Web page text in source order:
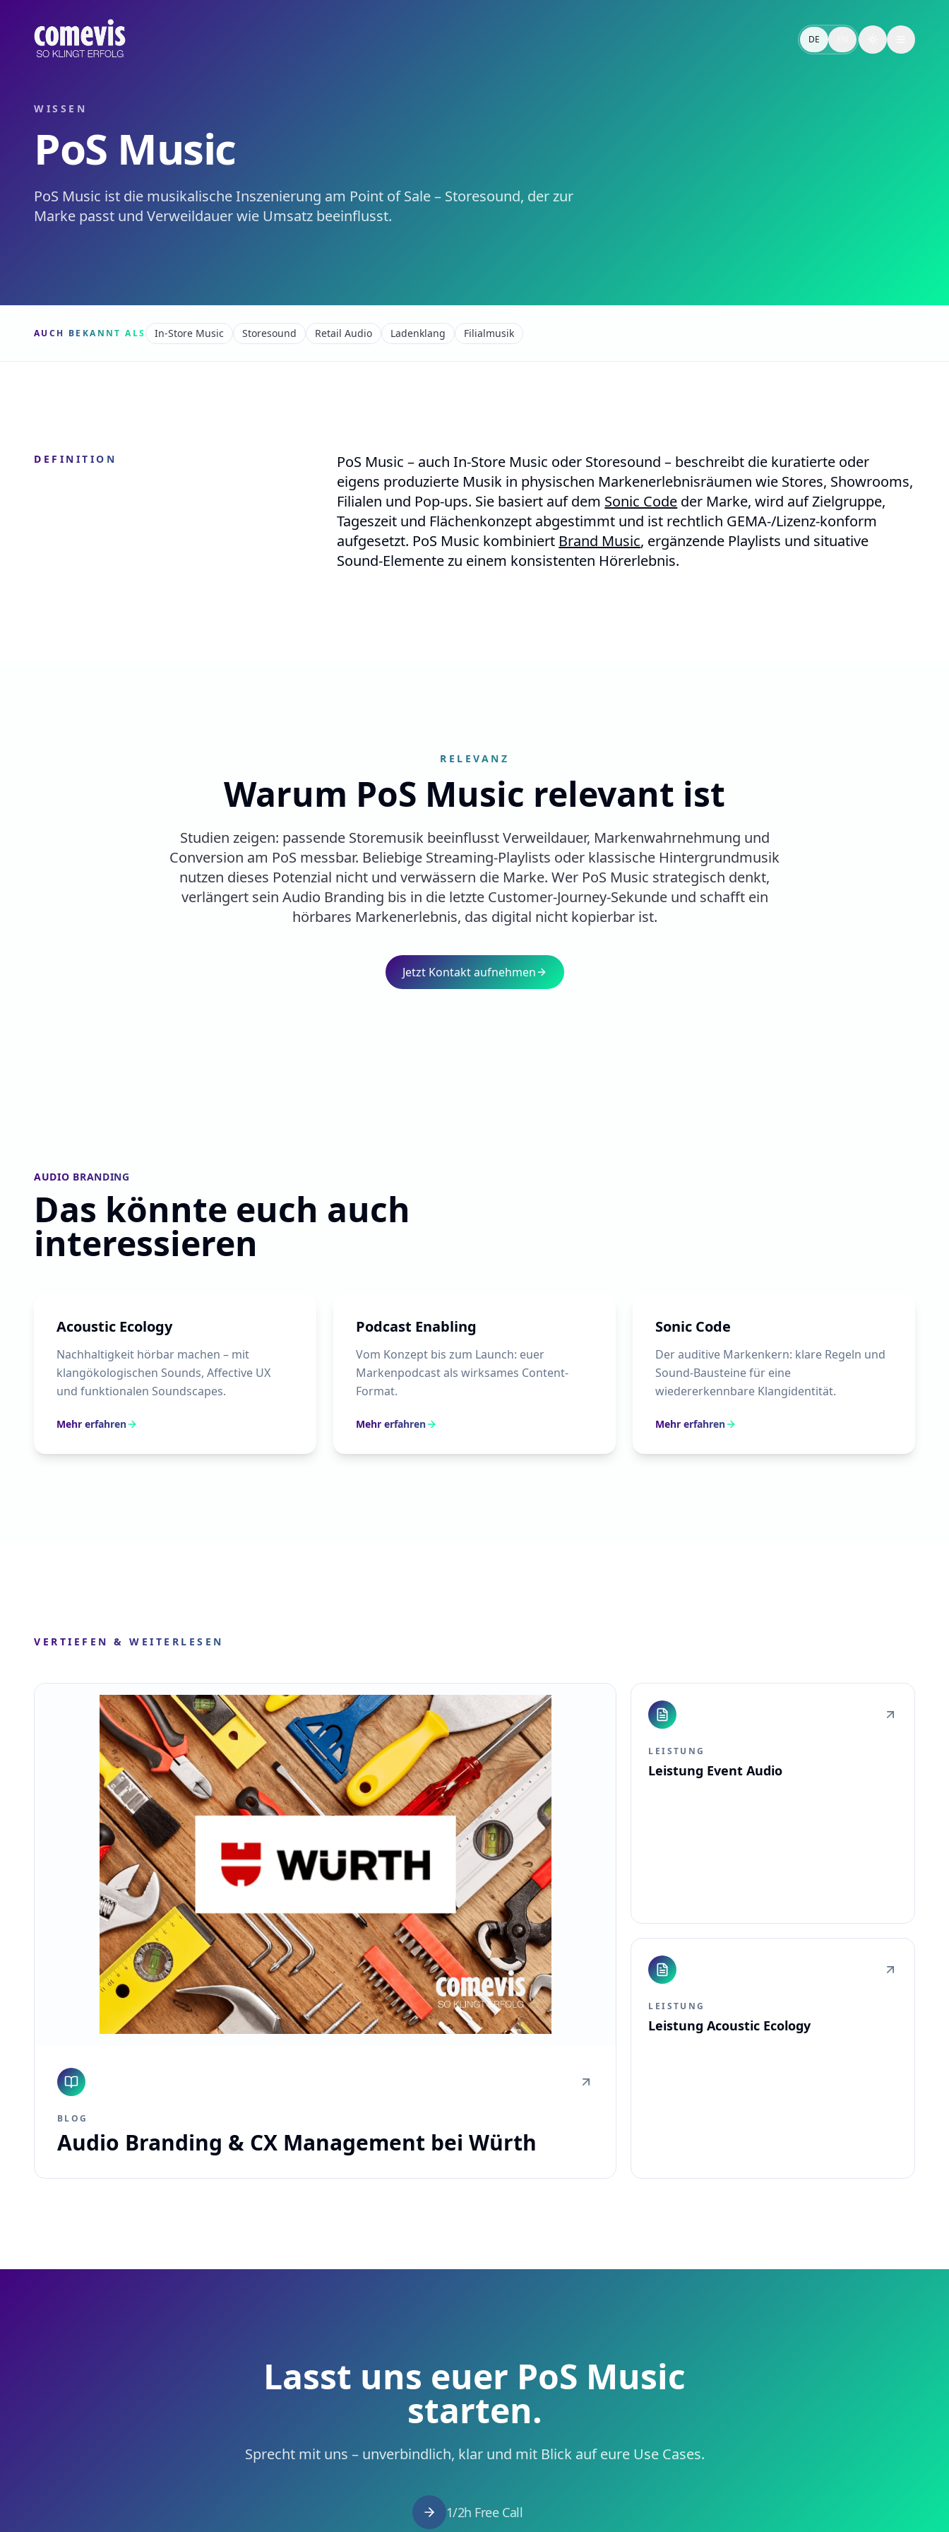
PoS Music ist die musikalische Inszenierung am Point of Sale – Storesound, der zur Marke passt und Verweildauer wie Umsatz beeinflusst.
PoS Music – Definition & Why It Matters
PoS music is the musical staging at the point of sale – store sound that fits the brand and shapes dwell time and revenue.
DE Toggle theme
WISSEN
PoS Music
PoS Music ist die musikalische Inszenierung am Point of Sale – Storesound, der zur
Marke passt und Verweildauer wie Umsatz beeinflusst.
AUCH BEKANNT ALS In-Store Music Storesound Retail Audio Ladenklang Filialmusik
DEFINITION
PoS Music – auch In-Store Music oder Storesound – beschreibt die kuratierte oder
eigens produzierte Musik in physischen Markenerlebnisräumen wie Stores, Showrooms,
Filialen und Pop-ups. Sie basiert auf dem Sonic Code der Marke, wird auf Zielgruppe,
Tageszeit und Flächenkonzept abgestimmt und ist rechtlich GEMA-/Lizenz-konform
aufgesetzt. PoS Music kombiniert Brand Music, ergänzende Playlists und situative
Sound-Elemente zu einem konsistenten Hörerlebnis.
RELEVANZ
Warum PoS Music relevant ist
Studien zeigen: passende Storemusik beeinflusst Verweildauer, Markenwahrnehmung und
Conversion am PoS messbar. Beliebige Streaming-Playlists oder klassische Hintergrundmusik
nutzen dieses Potenzial nicht und verwässern die Marke. Wer PoS Music strategisch denkt,
verlängert sein Audio Branding bis in die letzte Customer-Journey-Sekunde und schafft ein
hörbares Markenerlebnis, das digital nicht kopierbar ist.
Jetzt Kontakt aufnehmen
AUDIO BRANDING
Das könnte euch auch
interessieren
Acoustic Ecology
Nachhaltigkeit hörbar machen – mit
klangökologischen Sounds, Affective UX
und funktionalen Soundscapes.
Mehr erfahren
Podcast Enabling
Vom Konzept bis zum Launch: euer
Markenpodcast als wirksames Content-
Format.
Mehr erfahren
Sonic Code
Der auditive Markenkern: klare Regeln und
Sound-Bausteine für eine
wiedererkennbare Klangidentität.
Mehr erfahren
VERTIEFEN & WEITERLESEN
BLOG
Audio Branding & CX Management bei Würth
LEISTUNG
Leistung Event Audio
LEISTUNG
Leistung Acoustic Ecology
Lasst uns euer PoS Music
starten.
Sprecht mit uns – unverbindlich, klar und mit Blick auf eure Use Cases.
1/2h Free Call